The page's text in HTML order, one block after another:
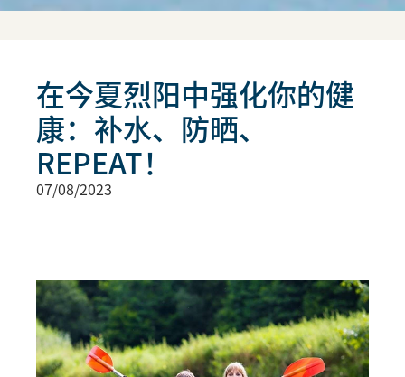
在今夏烈阳中强化你的健
康：补水、防晒、
REPEAT！
07/08/2023